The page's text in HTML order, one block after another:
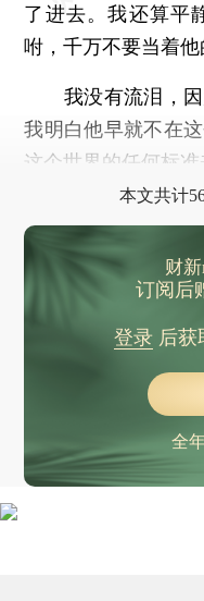
了进去。我还算平
咐，千万不要当着他
我没有流泪，因
我明白他早就不在
这个世界的任何标准
本文共计
财
订阅后
登录后获
全